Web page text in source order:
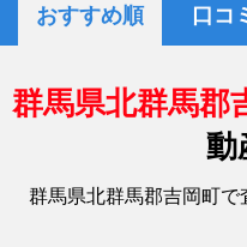
おすすめ順 口コ
群馬県北群馬郡
動
群馬県北群馬郡吉岡町